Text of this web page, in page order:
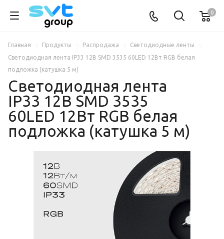
0
Главная Продукты Распродажа
Светодиодные ленты
Светодиодная лента IP33 12В SMD 3535 60LED 12Вт RGB белая
подложка (катушка 5 м)
Светодиодная лента
IP33 12В SMD 3535
60LED 12Вт RGB белая
подложка (катушка 5 м)